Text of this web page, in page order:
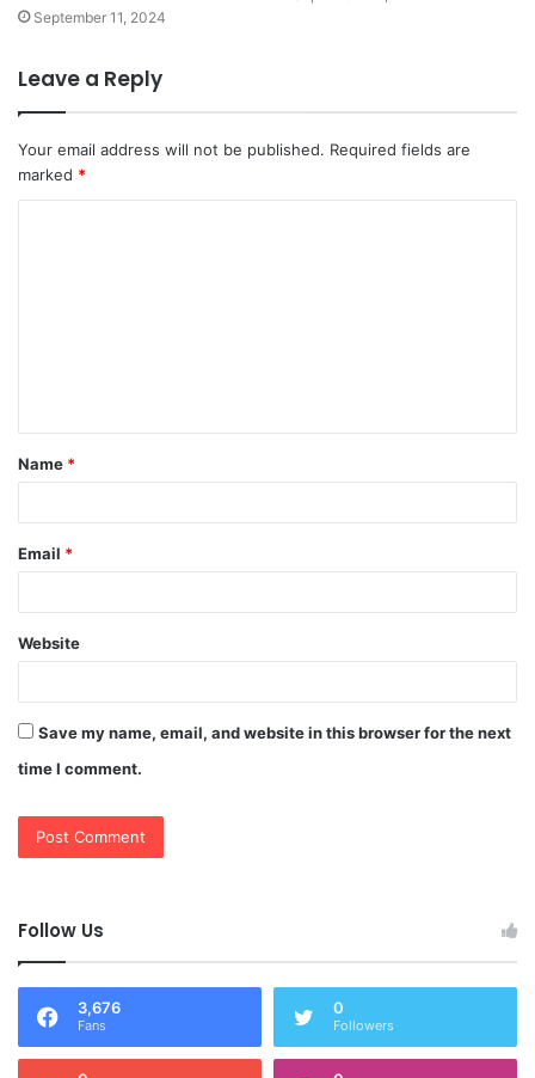
September 11, 2024
Leave a Reply
Your email address will not be published. Required fields are
marked *
t
*
Name *
Email *
Website
Save my name, email, and website in this browser for the next
time I comment.
Follow Us
3,676
Fans
0
Followers